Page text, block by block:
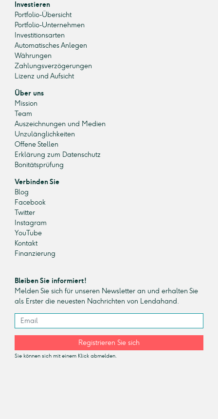
Investieren
Portfolio-Übersicht
Portfolio-Unternehmen
Investitionsarten
Automatisches Anlegen
Währungen
Zahlungsverzögerungen
Lizenz und Aufsicht
Über uns
Mission
Team
Auszeichnungen und Medien
Unzulänglichkeiten
Offene Stellen
Erklärung zum Datenschutz
Bonitätsprüfung
Verbinden Sie
Blog
Facebook
Twitter
Instagram
YouTube
Kontakt
Finanzierung
Bleiben Sie informiert!
Melden Sie sich für unseren Newsletter an und erhalten Sie
als Erster die neuesten Nachrichten von Lendahand.
Registrieren Sie sich
Sie können sich mit einem Klick abmelden.